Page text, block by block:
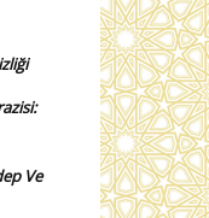
Ve